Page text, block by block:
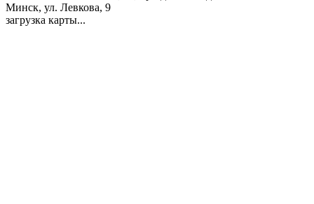
Минск, ул. Левкова, 9
загрузка карты...